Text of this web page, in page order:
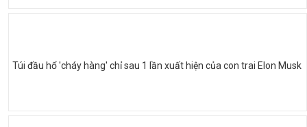
Túi đầu hổ 'cháy hàng' chỉ sau 1 lần xuất hiện của con trai Elon Musk